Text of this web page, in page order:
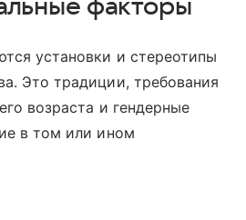
факторы
установки и стереотипы
Это традиции, требования
возраста и гендерные
в том или ином